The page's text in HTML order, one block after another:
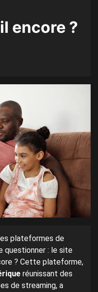
encore ?
plateformes de
questionner : le site
? Cette plateforme,
réunissant des
de streaming, a